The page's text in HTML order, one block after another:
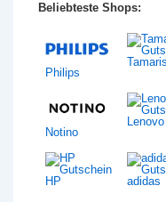
Beliebteste Shops:
Philips
Tamaris
Notino
Lenovo
HP adidas